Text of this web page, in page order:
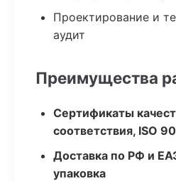
Проектирование и
аудит
Преимущества
Сертификаты
соответствия, ISO
Доставка по РФ и
упаковка